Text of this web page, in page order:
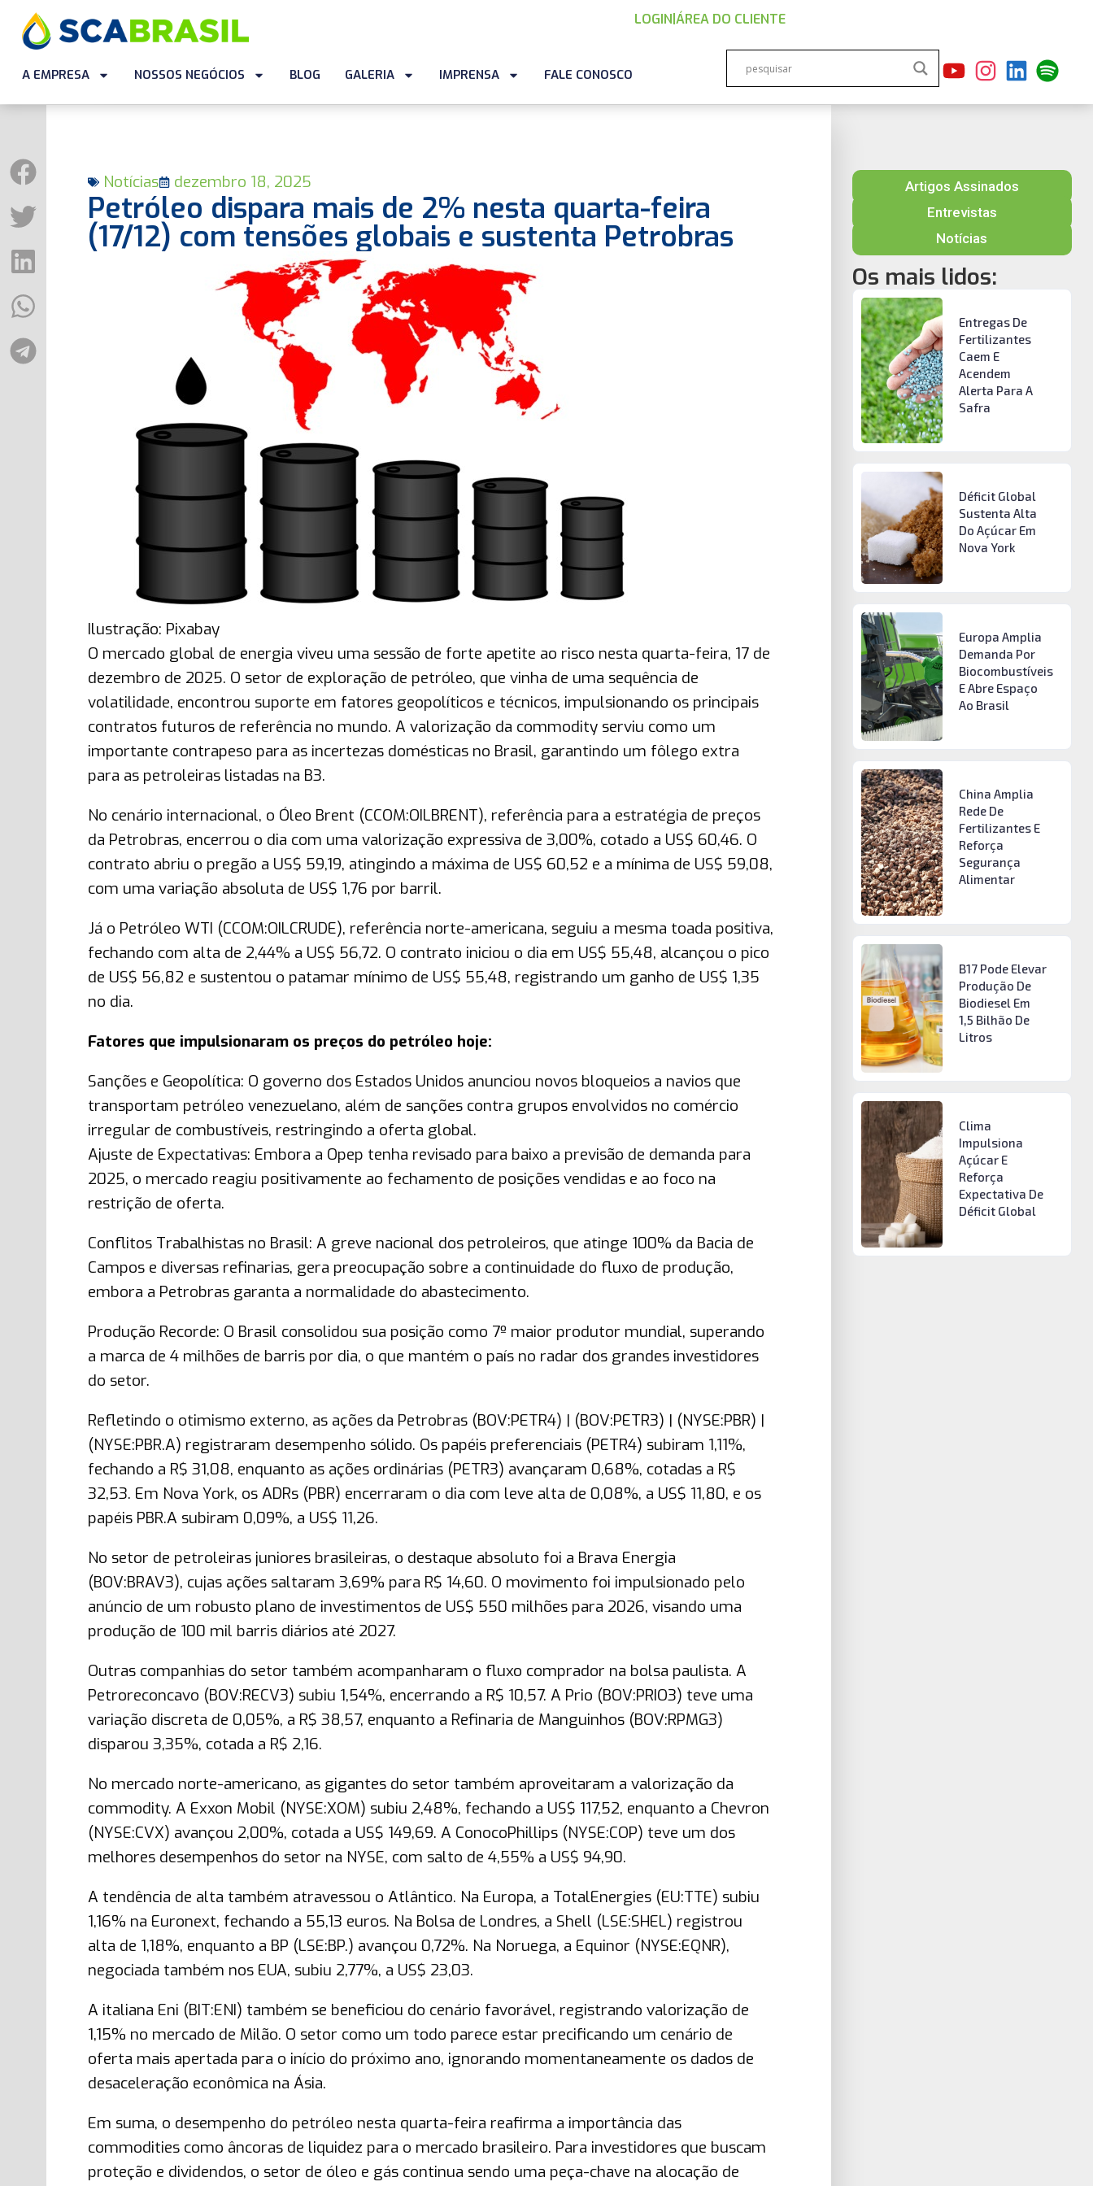
LOGIN |ÁREA DO CLIENTE
A EMPRESA NOSSOS NEGÓCIOS BLOG GALERIA IMPRENSA FALE CONOSCO
Notícias dezembro 18, 2025
Petróleo dispara mais de 2% nesta quarta-feira
(17/12) com tensões globais e sustenta Petrobras
Ilustração: Pixabay
O mercado global de energia viveu uma sessão de forte apetite ao risco nesta quarta-feira, 17 de
dezembro de 2025. O setor de exploração de petróleo, que vinha de uma sequência de
volatilidade, encontrou suporte em fatores geopolíticos e técnicos, impulsionando os principais
contratos futuros de referência no mundo. A valorização da commodity serviu como um
importante contrapeso para as incertezas domésticas no Brasil, garantindo um fôlego extra
para as petroleiras listadas na B3.
No cenário internacional, o Óleo Brent (CCOM:OILBRENT), referência para a estratégia de preços
da Petrobras, encerrou o dia com uma valorização expressiva de 3,00%, cotado a US$ 60,46. O
contrato abriu o pregão a US$ 59,19, atingindo a máxima de US$ 60,52 e a mínima de US$ 59,08,
com uma variação absoluta de US$ 1,76 por barril.
Já o Petróleo WTI (CCOM:OILCRUDE), referência norte-americana, seguiu a mesma toada positiva,
fechando com alta de 2,44% a US$ 56,72. O contrato iniciou o dia em US$ 55,48, alcançou o pico
de US$ 56,82 e sustentou o patamar mínimo de US$ 55,48, registrando um ganho de US$ 1,35
no dia.
Fatores que impulsionaram os preços do petróleo hoje:
Sanções e Geopolítica: O governo dos Estados Unidos anunciou novos bloqueios a navios que
transportam petróleo venezuelano, além de sanções contra grupos envolvidos no comércio
irregular de combustíveis, restringindo a oferta global.
Ajuste de Expectativas: Embora a Opep tenha revisado para baixo a previsão de demanda para
2025, o mercado reagiu positivamente ao fechamento de posições vendidas e ao foco na
restrição de oferta.
Conflitos Trabalhistas no Brasil: A greve nacional dos petroleiros, que atinge 100% da Bacia de
Campos e diversas refinarias, gera preocupação sobre a continuidade do fluxo de produção,
embora a Petrobras garanta a normalidade do abastecimento.
Produção Recorde: O Brasil consolidou sua posição como 7º maior produtor mundial, superando
a marca de 4 milhões de barris por dia, o que mantém o país no radar dos grandes investidores
do setor.
Refletindo o otimismo externo, as ações da Petrobras (BOV:PETR4) | (BOV:PETR3) | (NYSE:PBR) |
(NYSE:PBR.A) registraram desempenho sólido. Os papéis preferenciais (PETR4) subiram 1,11%,
fechando a R$ 31,08, enquanto as ações ordinárias (PETR3) avançaram 0,68%, cotadas a R$
32,53. Em Nova York, os ADRs (PBR) encerraram o dia com leve alta de 0,08%, a US$ 11,80, e os
papéis PBR.A subiram 0,09%, a US$ 11,26.
No setor de petroleiras juniores brasileiras, o destaque absoluto foi a Brava Energia
(BOV:BRAV3), cujas ações saltaram 3,69% para R$ 14,60. O movimento foi impulsionado pelo
anúncio de um robusto plano de investimentos de US$ 550 milhões para 2026, visando uma
produção de 100 mil barris diários até 2027.
Outras companhias do setor também acompanharam o fluxo comprador na bolsa paulista. A
Petroreconcavo (BOV:RECV3) subiu 1,54%, encerrando a R$ 10,57. A Prio (BOV:PRIO3) teve uma
variação discreta de 0,05%, a R$ 38,57, enquanto a Refinaria de Manguinhos (BOV:RPMG3)
disparou 3,35%, cotada a R$ 2,16.
No mercado norte-americano, as gigantes do setor também aproveitaram a valorização da
commodity. A Exxon Mobil (NYSE:XOM) subiu 2,48%, fechando a US$ 117,52, enquanto a Chevron
(NYSE:CVX) avançou 2,00%, cotada a US$ 149,69. A ConocoPhillips (NYSE:COP) teve um dos
melhores desempenhos do setor na NYSE, com salto de 4,55% a US$ 94,90.
A tendência de alta também atravessou o Atlântico. Na Europa, a TotalEnergies (EU:TTE) subiu
1,16% na Euronext, fechando a 55,13 euros. Na Bolsa de Londres, a Shell (LSE:SHEL) registrou
alta de 1,18%, enquanto a BP (LSE:BP.) avançou 0,72%. Na Noruega, a Equinor (NYSE:EQNR),
negociada também nos EUA, subiu 2,77%, a US$ 23,03.
A italiana Eni (BIT:ENI) também se beneficiou do cenário favorável, registrando valorização de
1,15% no mercado de Milão. O setor como um todo parece estar precificando um cenário de
oferta mais apertada para o início do próximo ano, ignorando momentaneamente os dados de
desaceleração econômica na Ásia.
Em suma, o desempenho do petróleo nesta quarta-feira reafirma a importância das
commodities como âncoras de liquidez para o mercado brasileiro. Para investidores que buscam
proteção e dividendos, o setor de óleo e gás continua sendo uma peça-chave na alocação de
Artigos Assinados
Entrevistas
Notícias
Os mais lidos:
Entregas De
Fertilizantes
Caem E
Acendem
Alerta Para A
Safra
Déficit Global
Sustenta Alta
Do Açúcar Em
Nova York
Europa Amplia
Demanda Por
Biocombustíveis
E Abre Espaço
Ao Brasil
China Amplia
Rede De
Fertilizantes E
Reforça
Segurança
Alimentar
B17 Pode Elevar
Produção De
Biodiesel Em
1,5 Bilhão De
Litros
Clima
Impulsiona
Açúcar E
Reforça
Expectativa De
Déficit Global